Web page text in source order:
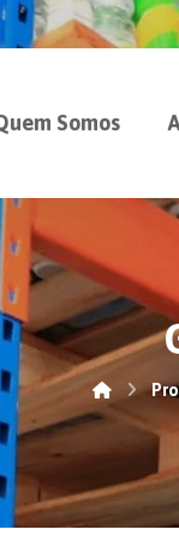
Somos